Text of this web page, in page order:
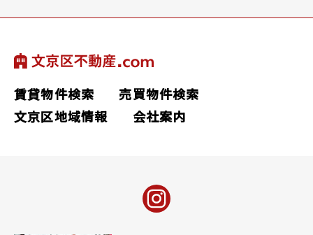
賃貸物件検索
売買物件検索
文京区地域情報
会社案内